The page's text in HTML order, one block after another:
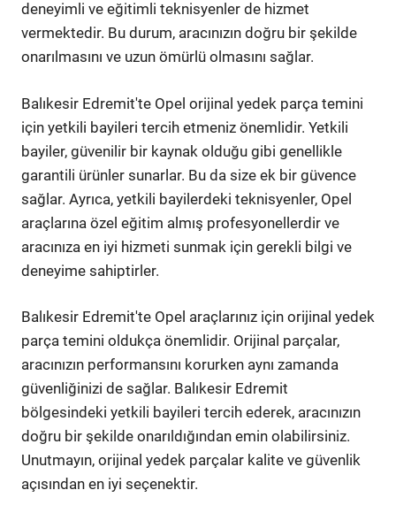
deneyimli ve eğitimli teknisyenler de hizmet
vermektedir. Bu durum, aracınızın doğru bir şekilde
onarılmasını ve uzun ömürlü olmasını sağlar.
Balıkesir Edremit'te Opel orijinal yedek parça temini
için yetkili bayileri tercih etmeniz önemlidir. Yetkili
bayiler, güvenilir bir kaynak olduğu gibi genellikle
garantili ürünler sunarlar. Bu da size ek bir güvence
sağlar. Ayrıca, yetkili bayilerdeki teknisyenler, Opel
araçlarına özel eğitim almış profesyonellerdir ve
aracınıza en iyi hizmeti sunmak için gerekli bilgi ve
deneyime sahiptirler.
Balıkesir Edremit'te Opel araçlarınız için orijinal yedek
parça temini oldukça önemlidir. Orijinal parçalar,
aracınızın performansını korurken aynı zamanda
güvenliğinizi de sağlar. Balıkesir Edremit
bölgesindeki yetkili bayileri tercih ederek, aracınızın
doğru bir şekilde onarıldığından emin olabilirsiniz.
Unutmayın, orijinal yedek parçalar kalite ve güvenlik
açısından en iyi seçenektir.